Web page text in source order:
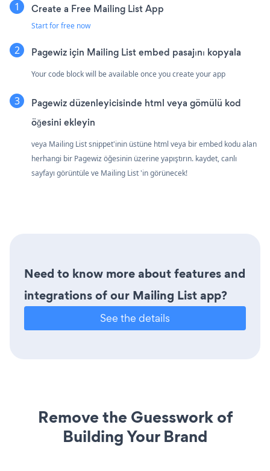
Create a Free Mailing List App
Start for free now
Pagewiz için Mailing List embed pasajını kopyala
Your code block will be available once you create your app
Pagewiz düzenleyicisinde html veya gömülü kod
öğesini ekleyin
veya Mailing List snippet'inin üstüne html veya bir embed kodu alan
herhangi bir Pagewiz öğesinin üzerine yapıştırın. kaydet, canlı
sayfayı görüntüle ve Mailing List 'in görünecek!
Need to know more about features and
integrations of our Mailing List app?
See the details
Remove the Guesswork of
Building Your Brand